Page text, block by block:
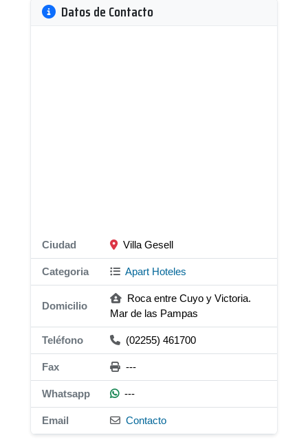
Datos de Contacto
Ciudad Villa Gesell
Categoria Apart Hoteles
Domicilio
Roca entre Cuyo y Victoria.
Mar de las Pampas
Teléfono (02255) 461700
Fax ---
Whatsapp ---
Email Contacto